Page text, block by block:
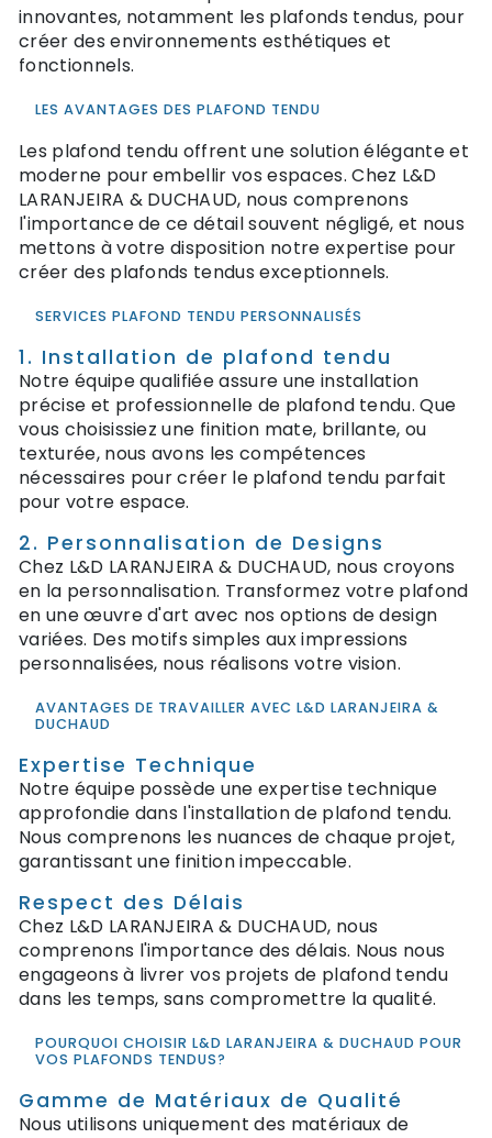
innovantes, notamment les plafonds tendus, pour
créer des environnements esthétiques et
fonctionnels.
LES AVANTAGES DES PLAFOND TENDU
Les plafond tendu offrent une solution élégante et
moderne pour embellir vos espaces. Chez L&D
LARANJEIRA & DUCHAUD, nous comprenons
l'importance de ce détail souvent négligé, et nous
mettons à votre disposition notre expertise pour
créer des plafonds tendus exceptionnels.
SERVICES PLAFOND TENDU PERSONNALISÉS
1. Installation de plafond tendu
Notre équipe qualifiée assure une installation
précise et professionnelle de plafond tendu. Que
vous choisissiez une finition mate, brillante, ou
texturée, nous avons les compétences
nécessaires pour créer le plafond tendu parfait
pour votre espace.
2. Personnalisation de Designs
Chez L&D LARANJEIRA & DUCHAUD, nous croyons
en la personnalisation. Transformez votre plafond
en une œuvre d'art avec nos options de design
variées. Des motifs simples aux impressions
personnalisées, nous réalisons votre vision.
AVANTAGES DE TRAVAILLER AVEC L&D LARANJEIRA &
DUCHAUD
Expertise Technique
Notre équipe possède une expertise technique
approfondie dans l'installation de plafond tendu.
Nous comprenons les nuances de chaque projet,
garantissant une finition impeccable.
Respect des Délais
Chez L&D LARANJEIRA & DUCHAUD, nous
comprenons l'importance des délais. Nous nous
engageons à livrer vos projets de plafond tendu
dans les temps, sans compromettre la qualité.
POURQUOI CHOISIR L&D LARANJEIRA & DUCHAUD POUR
VOS PLAFONDS TENDUS?
Gamme de Matériaux de Qualité
Nous utilisons uniquement des matériaux de